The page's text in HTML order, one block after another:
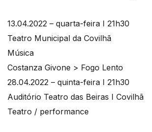
13.04.2022 – quarta-feira I 21h30
Teatro Municipal da Covilhã
Música
Costanza Givone > Fogo Lento
28.04.2022 – quinta-feira I 21h30
Auditório Teatro das Beiras I Covilhã
Teatro / performance